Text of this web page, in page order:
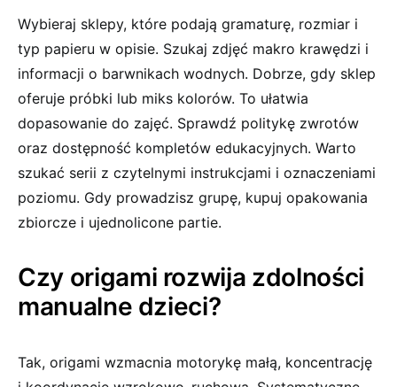
Wybieraj sklepy, które podają gramaturę, rozmiar i
typ papieru w opisie. Szukaj zdjęć makro krawędzi i
informacji o barwnikach wodnych. Dobrze, gdy sklep
oferuje próbki lub miks kolorów. To ułatwia
dopasowanie do zajęć. Sprawdź politykę zwrotów
oraz dostępność kompletów edukacyjnych. Warto
szukać serii z czytelnymi instrukcjami i oznaczeniami
poziomu. Gdy prowadzisz grupę, kupuj opakowania
zbiorcze i ujednolicone partie.
Czy origami rozwija zdolności
manualne dzieci?
Tak, origami wzmacnia motorykę małą, koncentrację